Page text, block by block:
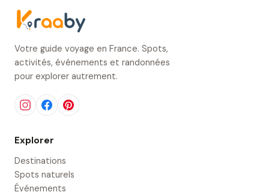
Votre guide voyage en France. Spots,
activités, événements et randonnées
pour explorer autrement.
Explorer
Destinations
Spots naturels
Événements